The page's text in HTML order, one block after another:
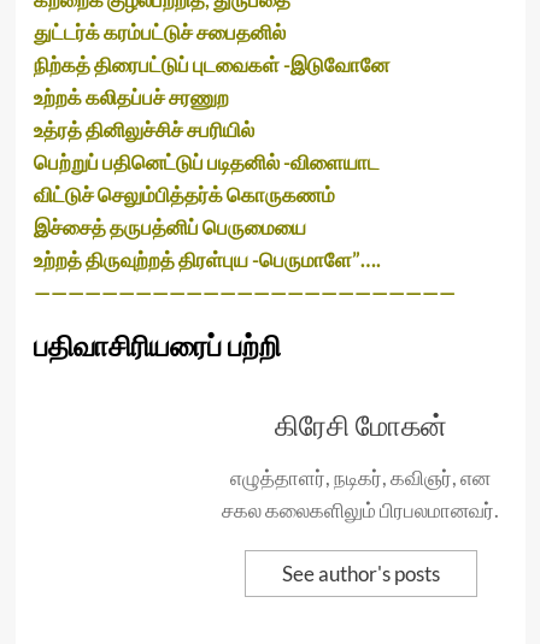
துட்டர்க் கரம்பட்டுச் சபைதனில்
நிற்கத் திரைபட்டுப் புடவைகள் -இடுவோனே
உற்றக் கலிதப்பச் சரணுற
உத்ரத் தினிலுச்சிச் சபரியில்
பெற்றுப் பதினெட்டுப் படிதனில் -விளையாட
விட்டுச் செலும்பித்தர்க் கொருகணம்
இச்சைத் தருபத்னிப் பெருமையை
உற்றத் திருவுற்றத் திரள்புய -பெருமாளே”….
—————————————————————————
பதிவாசிரியரைப் பற்றி
கிரேசி மோகன்
எழுத்தாளர், நடிகர், கவிஞர், என
சகல கலைகளிலும் பிரபலமானவர்.
See author's posts